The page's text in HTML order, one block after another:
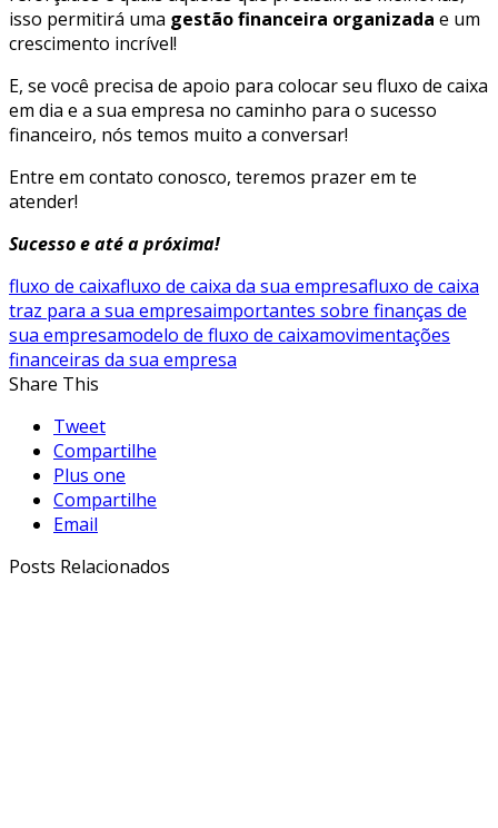
isso permitirá uma gestão financeira organizada e um
crescimento incrível!
E, se você precisa de apoio para colocar seu fluxo de caixa
em dia e a sua empresa no caminho para o sucesso
financeiro, nós temos muito a conversar!
Entre em contato conosco, teremos prazer em te
atender!
Sucesso e até a próxima!
fluxo de caixafluxo de caixa da sua empresafluxo de caixa
traz para a sua empresaimportantes sobre finanças de
sua empresamodelo de fluxo de caixamovimentações
financeiras da sua empresa
Share This
Tweet
Compartilhe
Plus one
Compartilhe
Email
Posts Relacionados